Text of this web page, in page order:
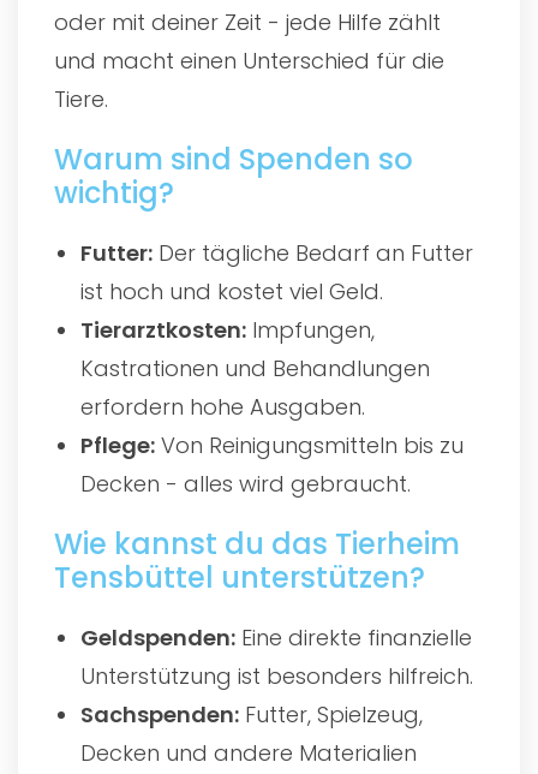
oder mit deiner Zeit - jede Hilfe zählt
und macht einen Unterschied für die
Tiere.
Warum sind Spenden so
wichtig?
Futter: Der tägliche Bedarf an Futter
ist hoch und kostet viel Geld.
Tierarztkosten: Impfungen,
Kastrationen und Behandlungen
erfordern hohe Ausgaben.
Pflege: Von Reinigungsmitteln bis zu
Decken - alles wird gebraucht.
Wie kannst du das Tierheim
Tensbüttel unterstützen?
Geldspenden: Eine direkte finanzielle
Unterstützung ist besonders hilfreich.
Sachspenden: Futter, Spielzeug,
Decken und andere Materialien